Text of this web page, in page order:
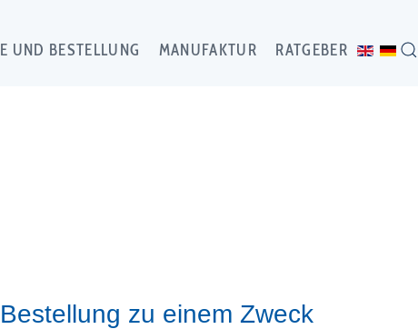
UND BESTELLUNG MANUFAKTUR RATGEBER
zu einem Zweck